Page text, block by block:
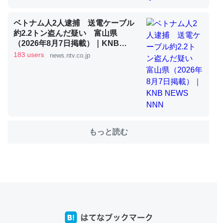
これを元に考えるとカルシウムを大量に使う脊椎動物と貝
類は苦労してるんだな…。腹足類だと殻を無くしてナメク
─ニュース :: 【研究発表】昆虫学の大問題＝「昆虫はなぜ海にいな
ベトナム人2人逮捕 送電ケーブル
約2.2トン盗んだ疑い 富山県
（2026年8月7日掲載）｜KNB
NEWS NNN
183 users news.ntv.co.jp
もっと読む